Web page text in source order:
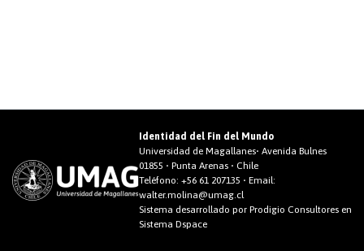
Identidad del Fin del Mundo
Universidad de Magallanes• Avenida Bulnes
01855 • Punta Arenas • Chile
Teléfono: +56 61 207135 • Email:
walter.molina@umag.cl
Sistema desarrollado por Prodigio Consultores en
Sistema Dspace